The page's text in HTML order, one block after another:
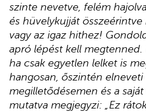
szinte nevetve, felém
és hüvelykujját
vagy az igaz hithez!
apró lépést kell
ha csak egyetlen lelket is
hangosan, őszintén elneveti
megilletődésemen és a
mutatva megjegyzi: „Ez